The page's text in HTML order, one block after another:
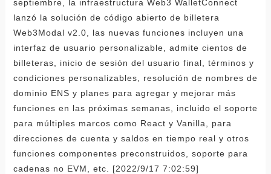
septiembre, la infraestructura Web3 WalletConnect
lanzó la solución de código abierto de billetera
Web3Modal v2.0, las nuevas funciones incluyen una
interfaz de usuario personalizable, admite cientos de
billeteras, inicio de sesión del usuario final, términos y
condiciones personalizables, resolución de nombres de
dominio ENS y planes para agregar y mejorar más
funciones en las próximas semanas, incluido el soporte
para múltiples marcos como React y Vanilla, para
direcciones de cuenta y saldos en tiempo real y otros
funciones componentes preconstruidos, soporte para
cadenas no EVM, etc. [2022/9/17 7:02:59]